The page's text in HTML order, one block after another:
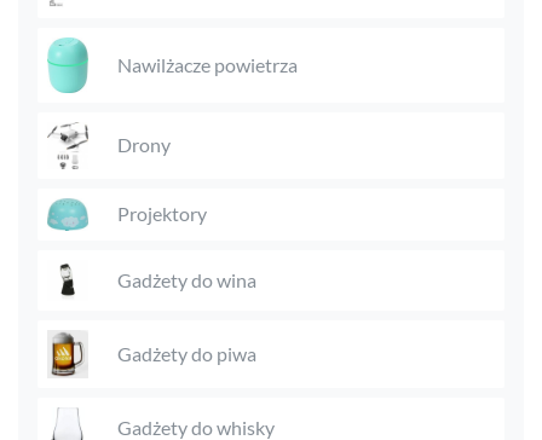
Nawilżacze powietrza
Drony
Projektory
Gadżety do wina
Gadżety do piwa
Gadżety do whisky